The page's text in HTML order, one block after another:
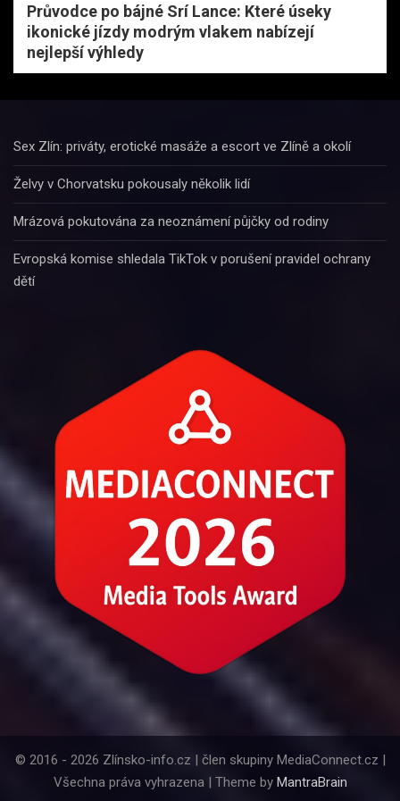
Průvodce po bájné Srí Lance: Které úseky
ikonické jízdy modrým vlakem nabízejí
nejlepší výhledy
Sex Zlín: priváty, erotické masáže a escort ve Zlíně a okolí
Želvy v Chorvatsku pokousaly několik lidí
Mrázová pokutována za neoznámení půjčky od rodiny
Evropská komise shledala TikTok v porušení pravidel ochrany
dětí
© 2016 - 2026 Zlínsko-info.cz | člen skupiny MediaConnect.cz |
Všechna práva vyhrazena | Theme by MantraBrain